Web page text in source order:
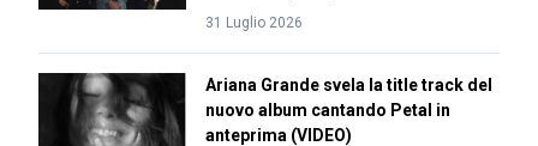
31 Luglio 2026
Ariana Grande svela la title track del
nuovo album cantando Petal in
anteprima (VIDEO)